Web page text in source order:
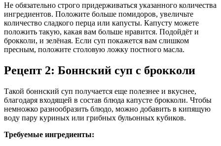
Не обязательно строго придерживаться указанного количества
ингредиентов. Положите больше помидоров, увеличьте
количество сладкого перца или капусты. Капусту можете
положить такую, какая вам больше нравится. Подойдёт и
брокколи, и зелёная. Если суп покажется вам слишком
пресным, положите столовую ложку постного масла.
Рецепт 2: Боннский суп с брокколи
Такой боннский суп получается еще полезнее и вкуснее,
благодаря входящей в состав блюда капусте брокколи. Чтобы
немножко разнообразить блюдо, можно добавить в кипящую
воду пару куриных или грибных бульонных кубиков.
Требуемые ингредиенты: